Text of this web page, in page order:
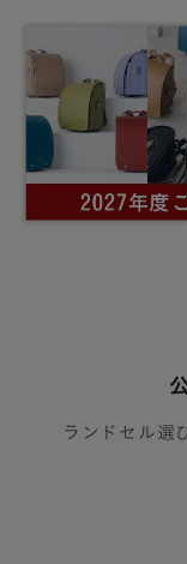
ランドセル選